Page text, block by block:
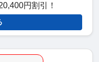
円割引！